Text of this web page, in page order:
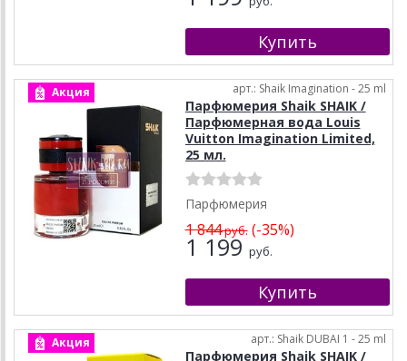
Акция арт.: Shaik Imagination - 25 ml
Парфюмерия Shaik SHAIK /
Парфюмерная вода Louis
Vuitton Imagination Limited,
25 мл.
Парфюмерия
1 844руб.(-35%)
1 199 руб.
Акция арт.: Shaik DUBAI 1 - 25 ml
Парфюмерия Shaik SHAIK /